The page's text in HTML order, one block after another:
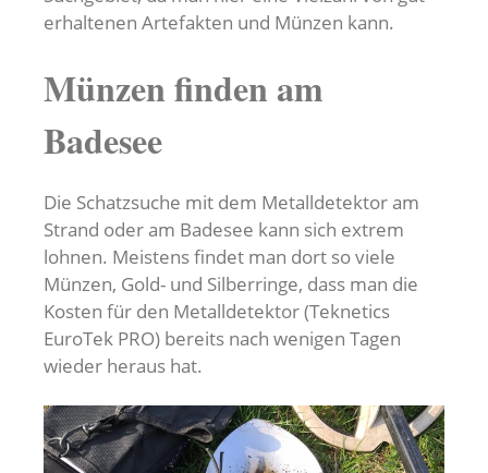
erhaltenen Artefakten und Münzen kann.
Münzen finden am
Badesee
Die Schatzsuche mit dem Metalldetektor am
Strand oder am Badesee kann sich extrem
lohnen. Meistens findet man dort so viele
Münzen, Gold- und Silberringe, dass man die
Kosten für den Metalldetektor (Teknetics
EuroTek PRO) bereits nach wenigen Tagen
wieder heraus hat.